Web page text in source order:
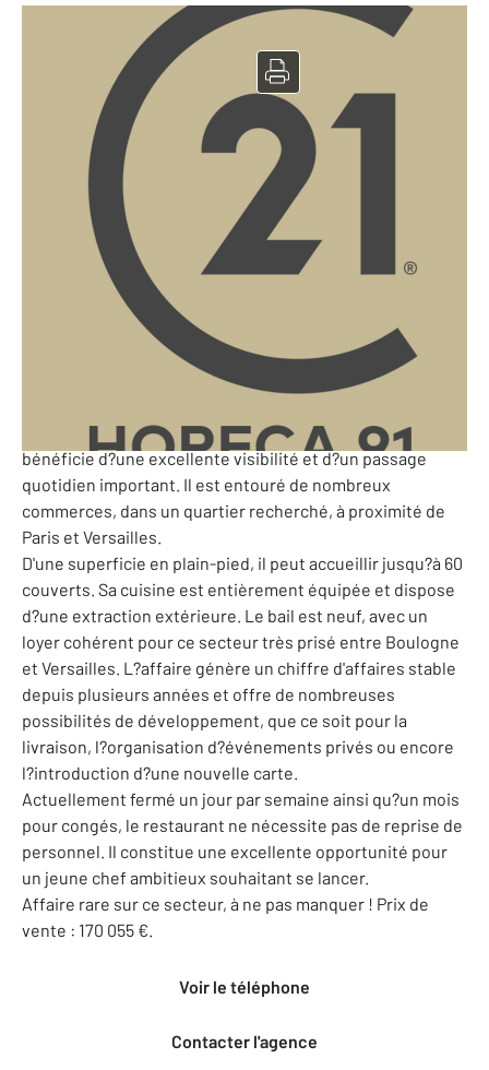
Restaurant à vendre
Hauts-de-Seine - 92
Ref: 10224457
170 655 €
PERF (Potentiel de l'Entreprise et Rentabilité Financière)
Century 21 Horeca vous propose à la vente ce fonds de
commerce de restaurant, une opportunité idéale pour
ceux qui rêvent de reprendre un établissement clé en
Situé sur un axe très fréquenté du 92 (N10), ce restaurant
bénéficie d?une excellente visibilité et d?un passage
quotidien important. Il est entouré de nombreux
commerces, dans un quartier recherché, à proximité de
Paris et Versailles.
D'une superficie en plain-pied, il peut accueillir jusqu?à 60
couverts. Sa cuisine est entièrement équipée et dispose
d?une extraction extérieure. Le bail est neuf, avec un
loyer cohérent pour ce secteur très prisé entre Boulogne
et Versailles. L?affaire génère un chiffre d'affaires stable
depuis plusieurs années et offre de nombreuses
possibilités de développement, que ce soit pour la
livraison, l?organisation d?événements privés ou encore
l?introduction d?une nouvelle carte.
Actuellement fermé un jour par semaine ainsi qu?un mois
pour congés, le restaurant ne nécessite pas de reprise de
personnel. Il constitue une excellente opportunité pour
un jeune chef ambitieux souhaitant se lancer.
Affaire rare sur ce secteur, à ne pas manquer ! Prix de
vente : 170 055 €.
Voir le téléphone
Contacter l'agence